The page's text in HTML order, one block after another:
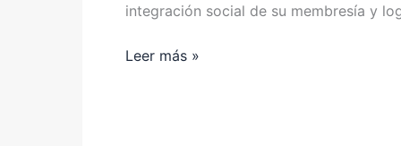
integración social de su membresía y
Leer más »